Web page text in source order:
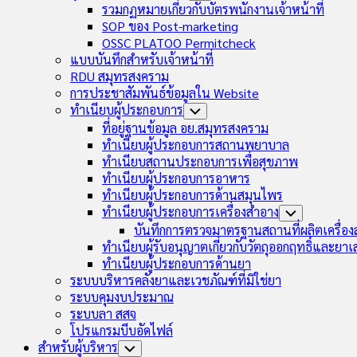
Child
Menu
รวมกฏหมายเกี่ยวกับบัตรพนักงานเจ้าหน้าที่
SOP ของ Post-marketing
OSSC PLATOO Permitcheck
แบบบันทึกสำหรับเจ้าหน้าที่
RDU สมุทรสงคราม
การประชาสัมพันธ์ข้อมูลใน Website
ทำเนียบผู้ประกอบการ Toggle
Child
Menu
ที่อยู่ฐานข้อมูล อย.สมุทรสงคราม
ทำเนียบผู้ประกอบการสถานพยาบาล
ทำเนียบสถานประกอบการเพื่อสุขภาพ
ทำเนียบผู้ประกอบการอาหาร
ทำเนียบผู้ประกอบการด้านสมุนไพร
ทำเนียบผู้ประกอบการเครื่องสำอาง Toggle
Child
Menu
บันทึกการตรวจมาตรฐานสถานที่ผลิตเครื่อง
ทำเนียบผู้รับอนุญาตเกี่ยวกับวัตถุออกฤทธิ์และยา
ทำเนียบผู้ประกอบการด้านยา
ระบบบริหารคลังยาและเวชภัณฑ์ที่มิใช่ยา
ระบบคุมงบประมาณ
ระบบลา สสจ
โปรแกรมบีบอัดไฟล์
สำหรับผู้บริหาร Toggle